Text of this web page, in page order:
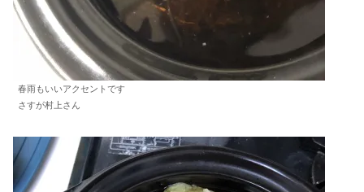
春雨もいいアクセントです
さすが村上さん